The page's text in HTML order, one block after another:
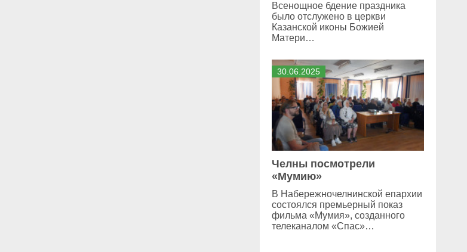
Всенощное бдение праздника
было отслужено в церкви
Казанской иконы Божией
Матери…
30 06 2025
Челны посмотрели
«Мумию»
В Набережночелнинской епархии
состоялся премьерный показ
фильма «Мумия», созданного
телеканалом «Спас»…